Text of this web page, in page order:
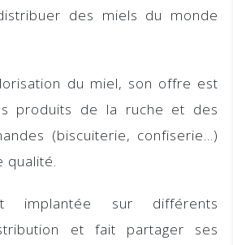
des miels du monde
du miel, son offre est
produits de la ruche et des
(biscuiterie, confiserie…)
qualité.
implantée sur différents
et fait partager ses